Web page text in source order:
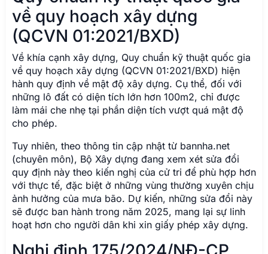
Tuy nhiên, theo thông tin cập nhật từ bannha.net
(chuyên môn), Bộ Xây dựng đang xem xét sửa đổi
quy định này theo kiến nghị của cử tri để phù hợp hơn
với thực tế, đặc biệt ở những vùng thường xuyên chịu
ảnh hưởng của mưa bão. Dự kiến, những sửa đổi này
sẽ được ban hành trong năm 2025, mang lại sự linh
hoạt hơn cho người dân khi xin giấy phép xây dựng.
Nghị định 175/2024/NĐ-CP
(có hiệu lực từ 30/12/2024)
Một văn bản pháp lý quan trọng khác làNghị định
175/2024/NĐ-CP, sẽ có hiệu lực từ ngày 30/12/2024.
Nghị định này liên quan đến các yêu cầu kỹ thuật và
an toàn trong xây dựng, nhấn mạnh việc cần tuân thủ
khoảng cách tối thiểu giữa các công trình. Việc nắm
rõ các quy định trong Nghị định về cấp phép xây
dựng này sẽ giúp bạn đảm bảo công trình của mình
đáp ứng các tiêu chuẩn an toàn và tránh các vi phạm